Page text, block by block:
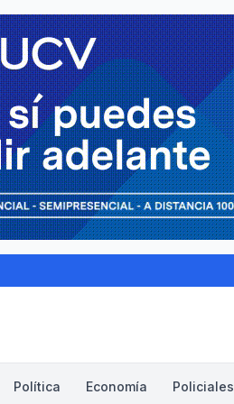
Política Economía Policiales